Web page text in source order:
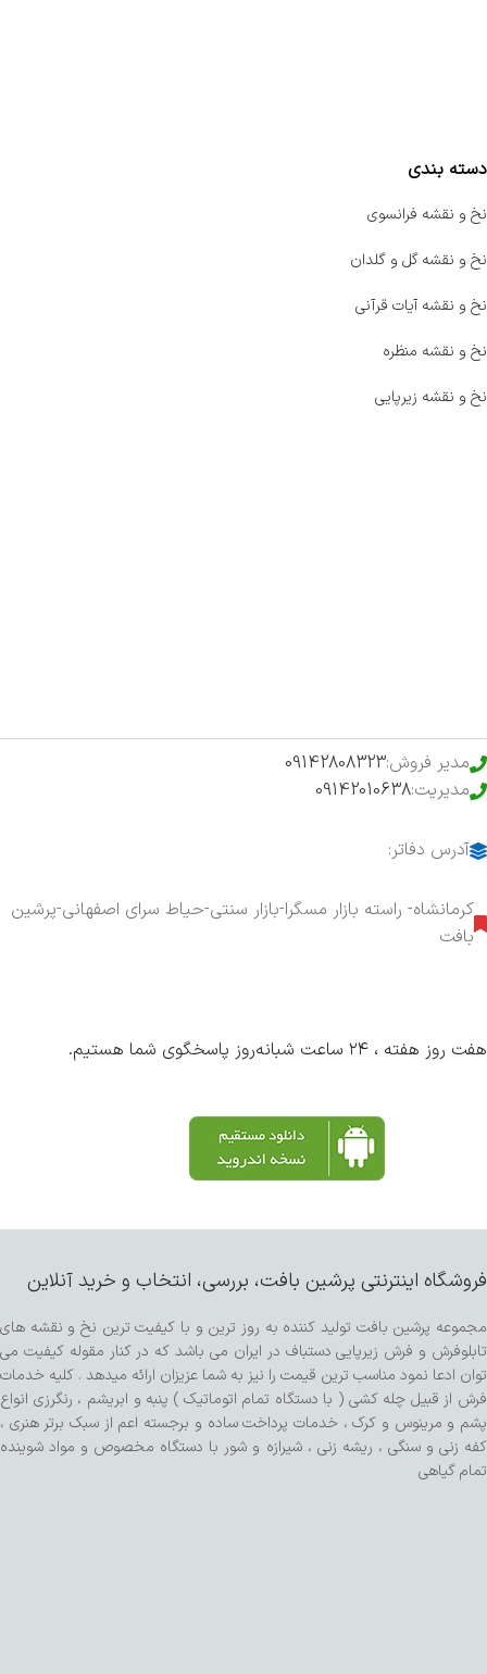
دسته بندی
نخ و نقشه فرانسوی
نخ و نقشه گل و گلدان
نخ و نقشه آیات قرآنی
نخ و نقشه منظره
نخ و نقشه زیرپایی
مدیر فروش:09142808323
مدیریت:09142010638
آدرس دفاتر:
کرمانشاه- راسته بازار مسگرا-بازار سنتی-حیاط سرای اصفهانی-پرشین
بافت
هفت روز هفته ، ۲۴ ساعت شبانه‌روز پاسخگوی شما هستیم.
فروشگاه اینترنتی پرشین بافت، بررسی، انتخاب و خرید آنلاین
مجموعه پرشین بافت تولید کننده به روز ترین و با کیفیت ترین نخ و نقشه های
تابلوفرش و فرش زیرپایی دستباف در ایران می باشد که در کنار مقوله کیفیت می
توان ادعا نمود مناسب ترین قیمت را نیز به شما عزیزان ارائه میدهد . کلیه خدمات
فرش از قبیل چله کشی ( با دستگاه تمام اتوماتیک ) پنبه و ابریشم ، رنگرزی انواع
پشم و مرینوس و کرک ، خدمات پرداخت ساده و برجسته اعم از سبک برتر هنری ،
کفه زنی و سنگی ، ریشه زنی ، شیرازه و شور با دستگاه مخصوص و مواد شوینده
تمام گیاهی